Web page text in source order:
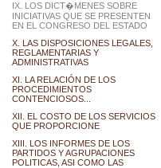
IX. LOS DICT�MENES SOBRE
INICIATIVAS QUE SE PRESENTEN
EN EL CONGRESO DEL ESTADO
X. LAS DISPOSICIONES LEGALES,
REGLAMENTARIAS Y
ADMINISTRATIVAS
XI. LA RELACIÓN DE LOS
PROCEDIMIENTOS
CONTENCIOSOS...
XII. EL COSTO DE LOS SERVICIOS
QUE PROPORCIONE
XIII. LOS INFORMES DE LOS
PARTIDOS Y AGRUPACIONES
POLITICAS, ASI COMO LAS